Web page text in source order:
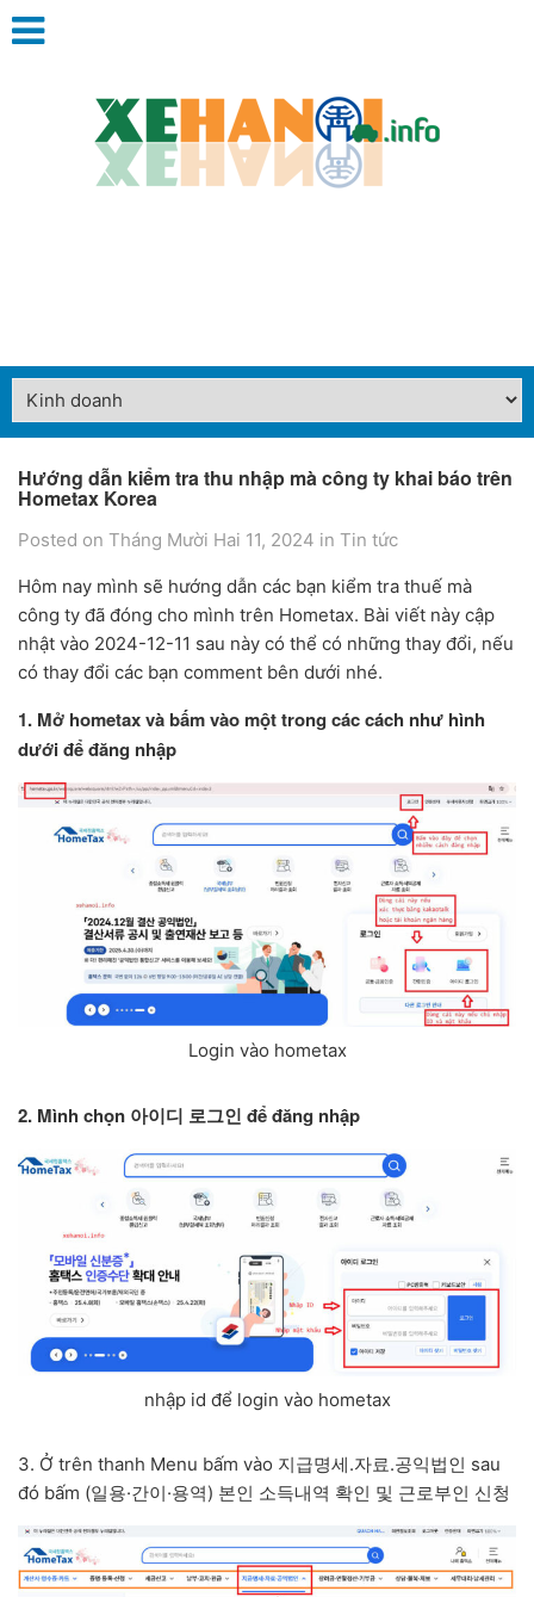
Hướng dẫn kiểm tra thu nhập mà công ty khai báo trên
Hometax Korea
Posted on Tháng Mười Hai 11, 2024 in Tin tức
Hôm nay mình sẽ hướng dẫn các bạn kiểm tra thuế mà
công ty đã đóng cho mình trên Hometax. Bài viết này cập
nhật vào 2024-12-11 sau này có thể có những thay đổi, nếu
có thay đổi các bạn comment bên dưới nhé.
1. Mở hometax và bấm vào một trong các cách như hình
dưới để đăng nhập
Login vào hometax
2. Mình chọn 아이디 로그인 để đăng nhập
nhập id để login vào hometax
3. Ở trên thanh Menu bấm vào 지급명세.자료.공익법인 sau
đó bấm (일용·간이·용역) 본인 소득내역 확인 및 근로부인 신청